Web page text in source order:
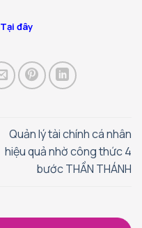
Tại đây
Quản lý tài chính cá nhân
hiệu quả nhờ công thức 4
bước THẦN THÁNH